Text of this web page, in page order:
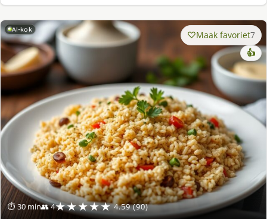
AI-kok
⏱ 30 min👥 4★★★★★ 4.59 (90)
Maak favoriet7
👍